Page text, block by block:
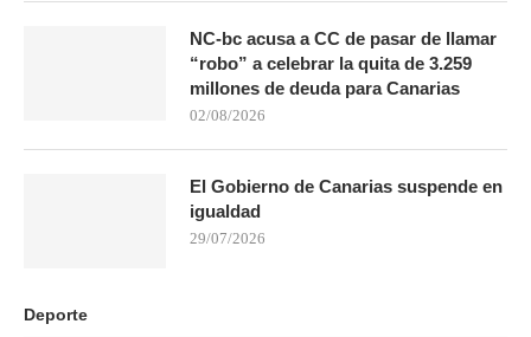
NC-bc acusa a CC de pasar de llamar
“robo” a celebrar la quita de 3.259
millones de deuda para Canarias
02/08/2026
El Gobierno de Canarias suspende en
igualdad
29/07/2026
Deporte